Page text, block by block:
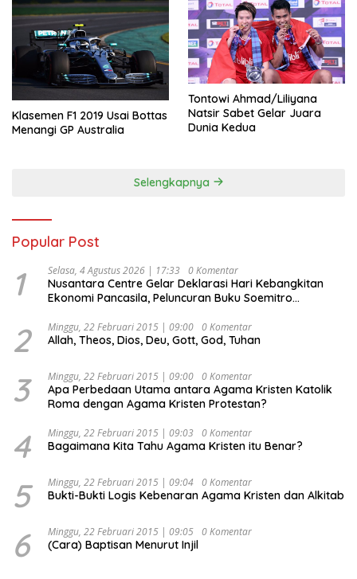
Klasemen F1 2019 Usai Bottas
Menangi GP Australia
Tontowi Ahmad/Liliyana
Natsir Sabet Gelar Juara
Dunia Kedua
Selengkapnya
Popular Post
1 Selasa, 4 Agustus 2026 | 17:33 0 Komentar
Nusantara Centre Gelar Deklarasi Hari Kebangkitan
Ekonomi Pancasila, Peluncuran Buku Soemitro
Ekonomi Politik Indonesia) & Simposium Nasional
“Urgensi Undang-Undang Perekonomian Nasional dan
Indonesia Emas 2045”,
2 Minggu, 22 Februari 2015 | 09:00 0 Komentar
Allah, Theos, Dios, Deu, Gott, God, Tuhan
3 Minggu, 22 Februari 2015 | 09:00 0 Komentar
Apa Perbedaan Utama antara Agama Kristen Katolik
Roma dengan Agama Kristen Protestan?
4 Minggu, 22 Februari 2015 | 09:03 0 Komentar
Bagaimana Kita Tahu Agama Kristen itu Benar?
5 Minggu, 22 Februari 2015 | 09:04 0 Komentar
Bukti-Bukti Logis Kebenaran Agama Kristen dan Alkitab
6 Minggu, 22 Februari 2015 | 09:05 0 Komentar
(Cara) Baptisan Menurut Injil